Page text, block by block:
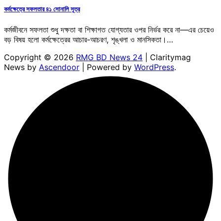
কর্মক্ষেত্রে সফলতার ৪১ সোনালি সূত্র
কর্মজীবনে সফলতা শুধু দক্ষতা বা শিক্ষাগত যোগ্যতার ওপর নির্ভর করে না—এর চেয়েও
বড় বিষয় হলো কর্মক্ষেত্রের আচার-আচরণ, শৃঙ্খলা ও মানসিকতা।…
Copyright © 2026 RMG BD News 24 | Claritymag
News by Ascendoor | Powered by WordPress.